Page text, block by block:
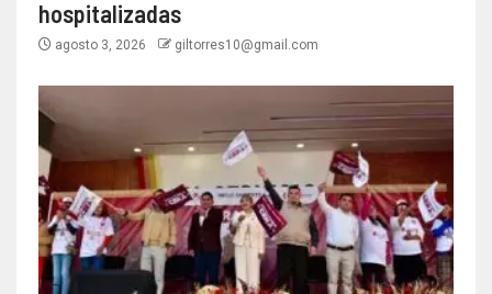
hospitalizadas
agosto 3, 2026 giltorres10@gmail.com